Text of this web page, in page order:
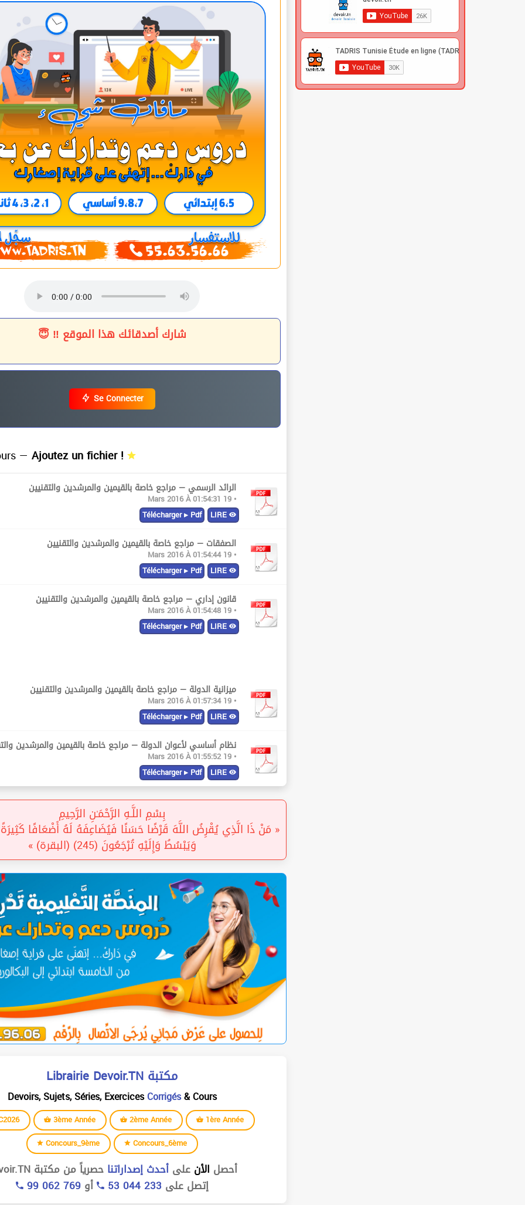
شارك أصدقائك هذا الموقع ‼ 😇
Se Connecter
— Ajoutez un fichier !
الرائد الرسمي — مراجع خاصة بالقيمين والمرشدين والتقنيين
• 19 Mars 2016 À 01:54:31
LIRE
Télécharger ▸ Pdf
الصفقات — مراجع خاصة بالقيمين والمرشدين والتقنيين
• 19 Mars 2016 À 01:54:44
LIRE
Télécharger ▸ Pdf
قانون إداري — مراجع خاصة بالقيمين والمرشدين والتقنيين
• 19 Mars 2016 À 01:54:48
LIRE
Télécharger ▸ Pdf
ميزانية الدولة — مراجع خاصة بالقيمين والمرشدين والتقنيين
• 19 Mars 2016 À 01:57:34
LIRE
Télécharger ▸ Pdf
نظام أساسي لأعوان الدولة — مراجع خاصة بالقيمين والمرشدين
• 19 Mars 2016 À 01:55:52
LIRE
Télécharger ▸ Pdf
بِسْمِ اللَّـهِ الرَّحْمَـٰنِ الرَّحِيمِ
« مَنْ ذَا الَّذِي يُقْرِضُ اللَّهَ قَرْضًا حَسَنًا فَيُضَاعِفَهُ لَهُ أَضْعَافًا
وَيَبْسُطُ وَإِلَيْهِ تُرْجَعُونَ (245) (البقرة) »
Librairie Devoir.TN مكتبة
Devoirs, Sujets, Séries, ExercicesCorrigés& Cours
3ème Année 2ème Année
1ère Année
Concours_9ème
Concours_6ème
أحصل الأن على أحدث إصداراتنا حصرياً من مكتبة Devoir.TN
إتصل على 53 044 233 أو99 062 769